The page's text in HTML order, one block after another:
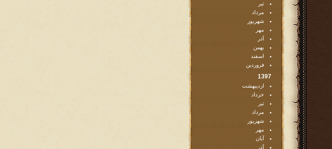
تیر
مرداد
شهریور
مهر
آذر
بهمن
اسفند
فروردین
1397
اردیبهشت
خرداد
تیر
مرداد
شهریور
مهر
آبان
آذر